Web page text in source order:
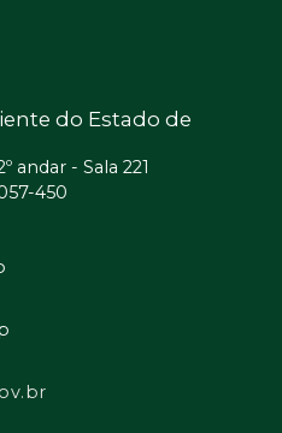
do Estado de
andar - Sala 221
450